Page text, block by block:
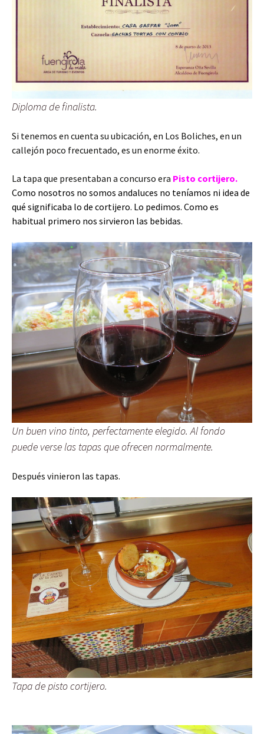
Diploma de finalista.
Si tenemos en cuenta su ubicación, en Los Boliches, en un
callejón poco frecuentado, es un enorme éxito.
La tapa que presentaban a concurso era Pisto cortijero.
Como nosotros no somos andaluces no teníamos ni idea de
qué significaba lo de cortijero. Lo pedimos. Como es
habitual primero nos sirvieron las bebidas.
Un buen vino tinto, perfectamente elegido. Al fondo
puede verse las tapas que ofrecen normalmente.
Después vinieron las tapas.
Tapa de pisto cortijero.